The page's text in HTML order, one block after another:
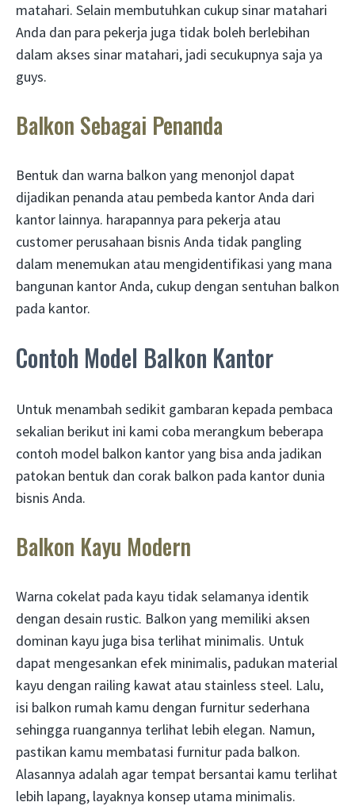
matahari. Selain membutuhkan cukup sinar matahari
Anda dan para pekerja juga tidak boleh berlebihan
dalam akses sinar matahari, jadi secukupnya saja ya
guys.
Balkon Sebagai Penanda
Bentuk dan warna balkon yang menonjol dapat
dijadikan penanda atau pembeda kantor Anda dari
kantor lainnya. harapannya para pekerja atau
customer perusahaan bisnis Anda tidak pangling
dalam menemukan atau mengidentifikasi yang mana
bangunan kantor Anda, cukup dengan sentuhan balkon
pada kantor.
Contoh Model Balkon Kantor
Untuk menambah sedikit gambaran kepada pembaca
sekalian berikut ini kami coba merangkum beberapa
contoh model balkon kantor yang bisa anda jadikan
patokan bentuk dan corak balkon pada kantor dunia
bisnis Anda.
Balkon Kayu Modern
Warna cokelat pada kayu tidak selamanya identik
dengan desain rustic. Balkon yang memiliki aksen
dominan kayu juga bisa terlihat minimalis. Untuk
dapat mengesankan efek minimalis, padukan material
kayu dengan railing kawat atau stainless steel. Lalu,
isi balkon rumah kamu dengan furnitur sederhana
sehingga ruangannya terlihat lebih elegan. Namun,
pastikan kamu membatasi furnitur pada balkon.
Alasannya adalah agar tempat bersantai kamu terlihat
lebih lapang, layaknya konsep utama minimalis.